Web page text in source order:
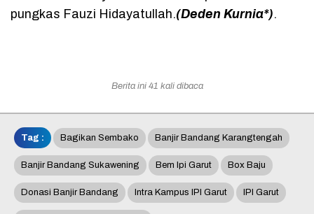
pungkas Fauzi Hidayatullah.(Deden Kurnia*).
Berita ini 41 kali dibaca
Tag : Bagikan Sembako Banjir Bandang Karangtengah
Banjir Bandang Sukawening Bem Ipi Garut Box Baju
Donasi Banjir Bandang Intra Kampus IPI Garut IPI Garut